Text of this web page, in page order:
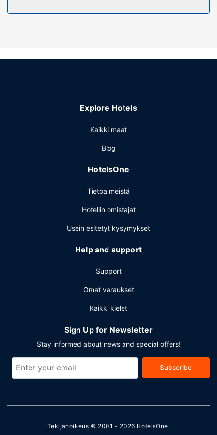
Hyödynnä kuntokeskus ja puutarha. Tämän hotellin
oleva vastaanotto ja pyykinpesutilat. Palveluihin kuuluu
Explore Hotels
Kaikki maat
Blog
HotelsOne
Tietoa meistä
Hotellin omistajat
Usein esitetyt kysymykset
Help and support
Support
Omat varaukset
Kaikki kielet
Sign Up for Newsletter
Stay informed about news and special offers!
Subscribe
Tekijänoikeus © 2001 - 2026 HotelsOne.